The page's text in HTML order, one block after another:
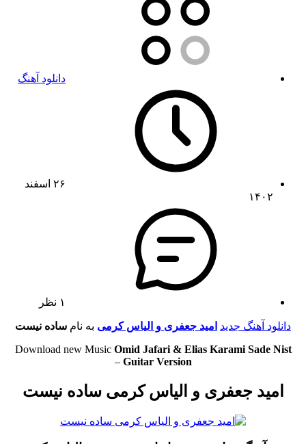
دانلود آهنگ
۲۶ اسفند
۱۴۰۲
دانلود آهنگ جدید امید جعفری و الیاس کرمی به نام ساده نیست
Download new Music Omid Jafari & Elias Karami Sade Nist
Guitar Version
–
امید جعفری و الیاس کرمی ساده نیست